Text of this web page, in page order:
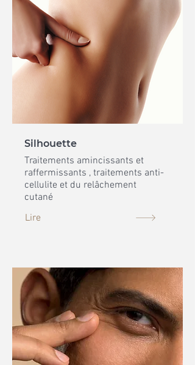
Silhouette
Traitements amincissants et
raffermissants , traitements anti-
cellulite et du relâchement
cutané
Lire